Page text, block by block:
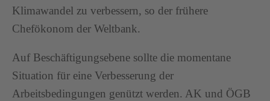
Klimawandel zu verbessern, so der frühere
Chefökonom der Weltbank.
Auf Beschäftigungsebene sollte die momentane
Situation für eine Verbesserung der
Arbeitsbedingungen genützt werden. AK und ÖGB